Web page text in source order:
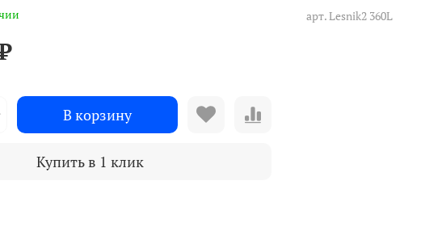
арт.Lesnik2 360L
В корзину
Купить в 1 клик